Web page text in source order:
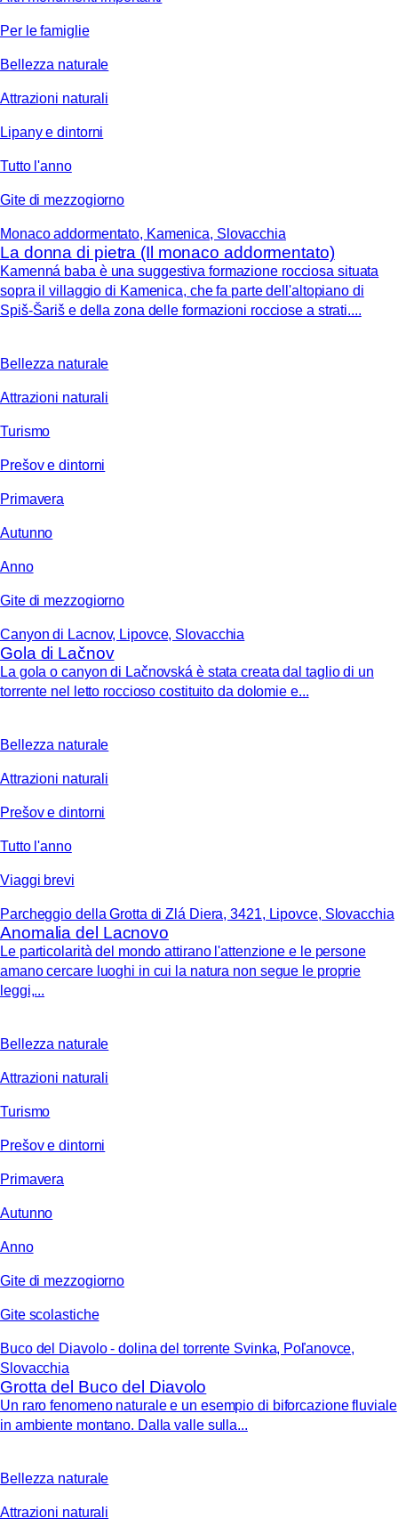
Per le famiglie
Bellezza naturale
Attrazioni naturali
Lipany e dintorni
Tutto l'anno
Gite di mezzogiorno
Monaco addormentato, Kamenica, Slovacchia
La donna di pietra (Il monaco addormentato)
Kamenná baba è una suggestiva formazione rocciosa situata
sopra il villaggio di Kamenica, che fa parte dell'altopiano di
Spiš-Šariš e della zona delle formazioni rocciose a strati....
Bellezza naturale
Attrazioni naturali
Turismo
Prešov e dintorni
Primavera
Autunno
Anno
Gite di mezzogiorno
Canyon di Lacnov, Lipovce, Slovacchia
Gola di Lačnov
La gola o canyon di Lačnovská è stata creata dal taglio di un
torrente nel letto roccioso costituito da dolomie e...
Bellezza naturale
Attrazioni naturali
Prešov e dintorni
Tutto l'anno
Viaggi brevi
Parcheggio della Grotta di Zlá Diera, 3421, Lipovce, Slovacchia
Anomalia del Lacnovo
Le particolarità del mondo attirano l'attenzione e le persone
amano cercare luoghi in cui la natura non segue le proprie
leggi,...
Bellezza naturale
Attrazioni naturali
Turismo
Prešov e dintorni
Primavera
Autunno
Anno
Gite di mezzogiorno
Gite scolastiche
Buco del Diavolo - dolina del torrente Svinka, Poľanovce,
Slovacchia
Grotta del Buco del Diavolo
Un raro fenomeno naturale e un esempio di biforcazione fluviale
in ambiente montano. Dalla valle sulla...
Bellezza naturale
Attrazioni naturali